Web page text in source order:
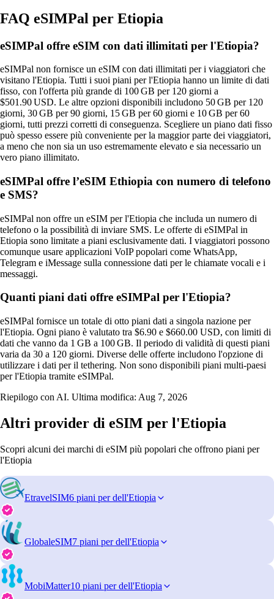
FAQ eSIMPal per Etiopia
eSIMPal offre eSIM con dati illimitati per l'Etiopia?
eSIMPal non fornisce un eSIM con dati illimitati per i viaggiatori che
visitano l'Etiopia. Tutti i suoi piani per l'Etiopia hanno un limite di dati
fisso, con l'offerta più grande di 100 GB per 120 giorni a
$501.90 USD. Le altre opzioni disponibili includono 50 GB per 120
giorni, 30 GB per 90 giorni, 15 GB per 60 giorni e 10 GB per 60
giorni, tutti prezzi corretti di conseguenza. Scegliere un piano dati fisso
può spesso essere più conveniente per la maggior parte dei viaggiatori,
a meno che non sia un uso estremamente elevato e sia necessario un
vero piano illimitato.
eSIMPal offre l’eSIM Ethiopia con numero di telefono
e SMS?
eSIMPal non offre un eSIM per l'Etiopia che includa un numero di
telefono o la possibilità di inviare SMS. Le offerte di eSIMPal in
Etiopia sono limitate a piani esclusivamente dati. I viaggiatori possono
comunque usare applicazioni VoIP popolari come WhatsApp,
Telegram e iMessage sulla connessione dati per le chiamate vocali e i
messaggi.
Quanti piani dati offre eSIMPal per l'Etiopia?
eSIMPal fornisce un totale di otto piani dati a singola nazione per
l'Etiopia. Ogni piano è valutato tra $6.90 e $660.00 USD, con limiti di
dati che vanno da 1 GB a 100 GB. Il periodo di validità di questi piani
varia da 30 a 120 giorni. Diverse delle offerte includono l'opzione di
utilizzare i dati per il tethering. Non sono disponibili piani multi-paesi
per l'Etiopia tramite eSIMPal.
Riepilogo con AI. Ultima modifica: Aug 7, 2026
Altri provider di eSIM per l'Etiopia
Scopri alcuni dei marchi di eSIM più popolari che offrono piani per
l'Etiopia
EtravelSIM6 piani per dell'Etiopia
GlobaleSIM7 piani per dell'Etiopia
MobiMatter10 piani per dell'Etiopia